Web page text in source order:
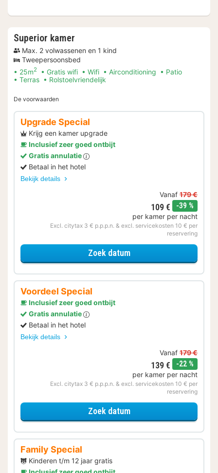
Superior kamer
Max. 2 volwassenen en 1 kind
Tweepersoonsbed
25m2 Gratis wifi Wifi Airconditioning
Patio
Terras
Rolstoelvriendelijk
De voorwaarden
Upgrade Special
Krijg een kamer upgrade
Inclusief zeer goed ontbijt
Gratis annulatie
Betaal in het hotel
Bekijk details
Vanaf 179 €
109 € -39 %
per kamer per nacht
Excl. citytax 3 € p.p.p.n. & excl. servicekosten 10 € per
reservering
Zoek datumvoor Upgrade Special
Voordeel Special
Inclusief zeer goed ontbijt
Gratis annulatie
Betaal in het hotel
Bekijk details
Vanaf 179 €
139 € -22 %
per kamer per nacht
Excl. citytax 3 € p.p.p.n. & excl. servicekosten 10 € per
reservering
Zoek datumvoor Voordeel Special
Family Special
Kinderen t/m 12 jaar gratis